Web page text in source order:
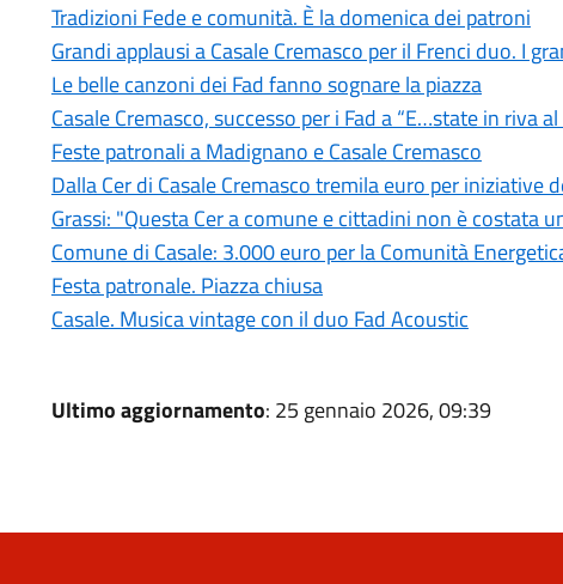
Tradizioni Fede e comunità. È la domenica dei patroni
Grandi applausi a Casale Cremasco per il Frenci duo. I
Le belle canzoni dei Fad fanno sognare la piazza
Casale Cremasco, successo per i Fad a “E…state in riva
Feste patronali a Madignano e Casale Cremasco
Dalla Cer di Casale Cremasco tremila euro per
Grassi: "Questa Cer a comune e cittadini non è costata
Comune di Casale: 3.000 euro per la Comunità
Festa patronale. Piazza chiusa
Casale. Musica vintage con il duo Fad Acoustic
Ultimo aggiornamento: 25 gennaio 2026, 09:39